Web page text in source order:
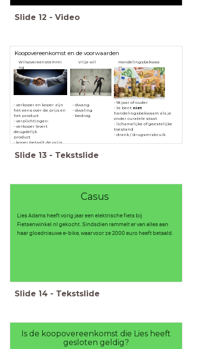
Slide 12 - Video
Koopovereenkomst en de voorwaarden
Handelingsbekwaa
m
Wilsovereenstemmi
ng
- verkoper en koper zijn
het eens over de prijs en
het product
- verplichtingen:
- verkoper levert
deugdelijk
product
- koper betaalt de prijs
- dwang
- dwaling
- bedrog
Vrije wil
- 18 jaar of ouder
- Je bent niet
handelingsbekwaam als je
onder curatele staat
- lichamelijke of geestelijke
toestand
- drank / drugsmisbruik
Slide 13 - Tekstslide
Casus
Lies Adams heeft vorig jaar een elektrische fiets bij
Fietsenwinkel.nl gekocht. Sindsdien rammelt er van alles aan
haar gloednieuwe e-bike, waarvoor ze 2000 euro heeft betaald.
Slide 14 - Tekstslide
Is de koopovereenkomst die Lies heeft
gesloten geldig?